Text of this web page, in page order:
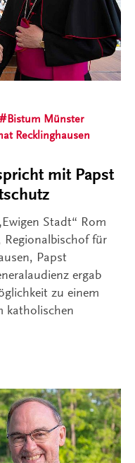
Bistum Münster
Recklinghausen
mit Papst
Stadt“ Rom
Regionalbischof für
Papst
ergab
zu einem
katholischen